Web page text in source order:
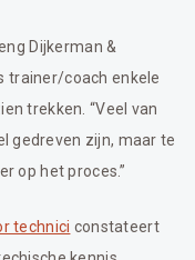
Dijkerman &
trainer/coach enkele
trekken. “Veel van
gedreven zijn, maar te
op het proces.”
technici constateert